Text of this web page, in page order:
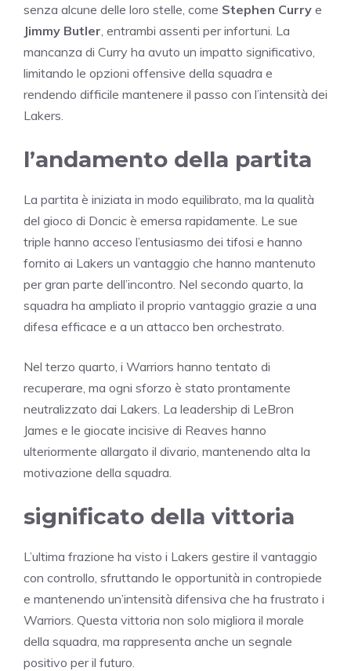
senza alcune delle loro stelle, come Stephen Curry e
Jimmy Butler , entrambi assenti per infortuni. La
mancanza di Curry ha avuto un impatto significativo,
limitando le opzioni offensive della squadra e
rendendo difficile mantenere il passo con l’intensità dei
Lakers.
l’andamento della partita
La partita è iniziata in modo equilibrato, ma la qualità
del gioco di Doncic è emersa rapidamente. Le sue
triple hanno acceso l’entusiasmo dei tifosi e hanno
fornito ai Lakers un vantaggio che hanno mantenuto
per gran parte dell’incontro. Nel secondo quarto, la
squadra ha ampliato il proprio vantaggio grazie a una
difesa efficace e a un attacco ben orchestrato.
Nel terzo quarto, i Warriors hanno tentato di
recuperare, ma ogni sforzo è stato prontamente
neutralizzato dai Lakers. La leadership di LeBron
James e le giocate incisive di Reaves hanno
ulteriormente allargato il divario, mantenendo alta la
motivazione della squadra.
significato della vittoria
L’ultima frazione ha visto i Lakers gestire il vantaggio
con controllo, sfruttando le opportunità in contropiede
e mantenendo un’intensità difensiva che ha frustrato i
Warriors. Questa vittoria non solo migliora il morale
della squadra, ma rappresenta anche un segnale
positivo per il futuro.